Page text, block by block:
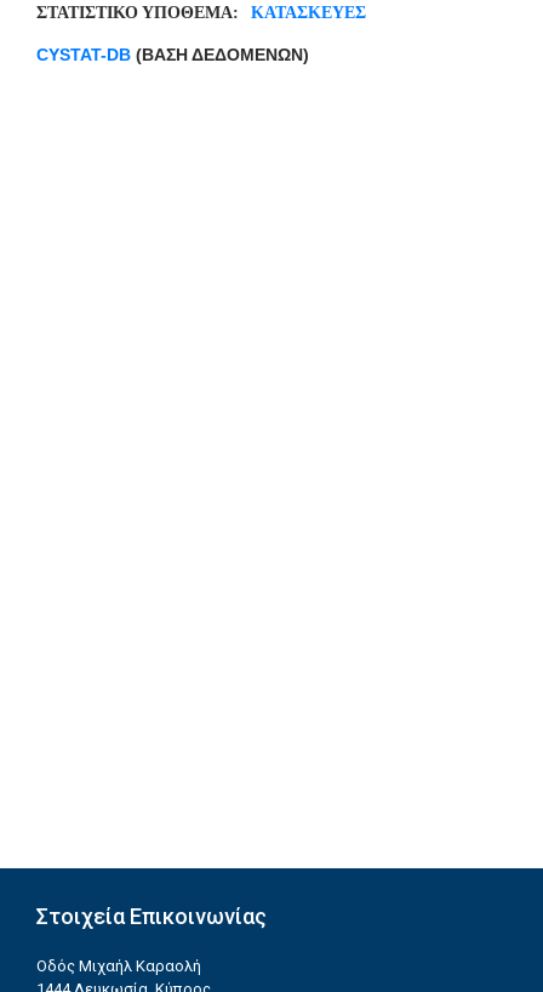
ΣΤΑΤΙΣΤΙΚΟ ΥΠΟΘΕΜΑ: ΚΑΤΑΣΚΕΥΕΣ
CYSTAT-DB (ΒΑΣΗ ΔΕΔΟΜΕΝΩΝ)
Στοιχεία Επικοινωνίας
Οδός Μιχαήλ Καραολή